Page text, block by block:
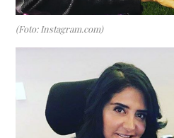
(Foto: Instagram.com)